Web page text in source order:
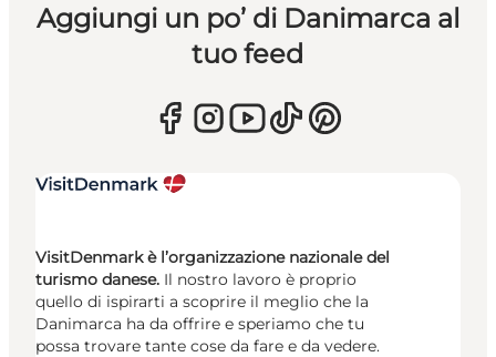
Aggiungi un po’ di Danimarca al
tuo feed
VisitDenmark è l’organizzazione nazionale del
turismo danese. Il nostro lavoro è proprio
quello di ispirarti a scoprire il meglio che la
Danimarca ha da offrire e speriamo che tu
possa trovare tante cose da fare e da vedere.